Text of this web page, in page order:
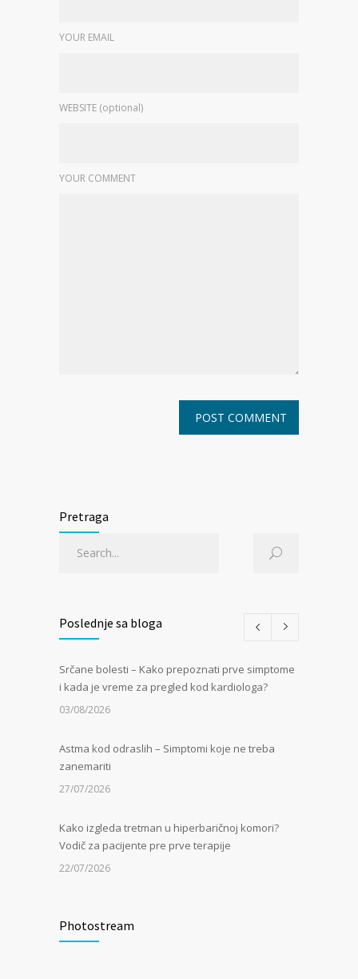
YOUR EMAIL
WEBSITE (optional)
YOUR COMMENT
Pretraga
Poslednje sa bloga
Srčane bolesti – Kako prepoznati prve simptome
i kada je vreme za pregled kod kardiologa?
03/08/2026
Astma kod odraslih – Simptomi koje ne treba
zanemariti
27/07/2026
Kako izgleda tretman u hiperbaričnoj komori?
Vodič za pacijente pre prve terapije
22/07/2026
13/07/2026
Photostream